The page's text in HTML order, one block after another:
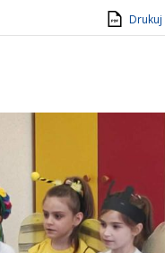
Drukuj